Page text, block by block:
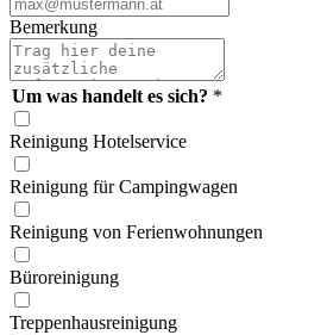
Bemerkung
Um was handelt es sich? *
Reinigung Hotelservice
Reinigung für Campingwagen
Reinigung von Ferien­wohnungen
Büroreinigung
Treppen­hausreinigung